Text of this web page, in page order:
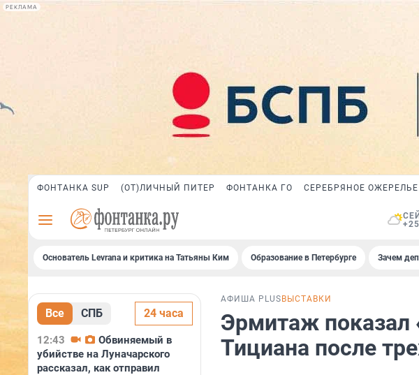
РЕКЛАМА
ФОНТАНКА SUP (ОТ)ЛИЧНЫЙ ПИТЕР ФОНТАНКА ГО СЕРЕБРЯНОЕ ОЖЕРЕЛЬЕ
Основатель Levrana и критика на Татьяны Ким Образование в Петербурге Зачем
Все СПБ 24 часа
12:43
Обвиняемый в
убийстве на Луначарского
рассказал, как отправил
АФИША PLUS ВЫСТАВКИ
Эрмитаж показал
Тициана после